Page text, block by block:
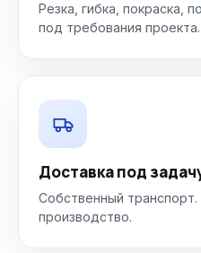
Резка, гибка, покраска,
под требования проекта.
Доставка под
Собственный
производство.